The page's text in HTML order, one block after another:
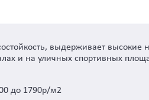
выдерживает высокие
и на уличных спортивных
до 1790р/м2